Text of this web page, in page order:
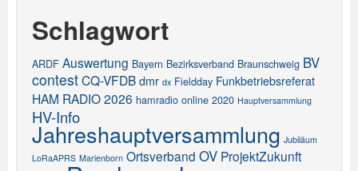
Schlagwort
ARDF Auswertung Bayern Bezirksverband Braunschweig BV
contestCQ-VFDB dmr dx Fieldday Funkbetriebsreferat
HAM RADIO 2026 hamradio online 2020 Hauptversammlung
HV-Info
Jahreshauptversammlung Jubiläum
LoRaAPRS Marienborn Ortsverband OV ProjektZukunft